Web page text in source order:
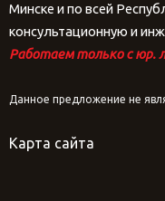
Минске и по всей
консультационную и
Работаем только с юр.
Данное предложение не
Карта сайта